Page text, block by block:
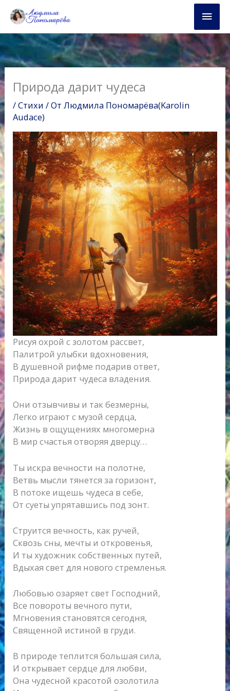
содержимому
Природа дарит чудеса
/Стихи / ОтЛюдмила Пономарёва(Karolin
Audace)
Рисуя охрой с золотом рассвет,
Палитрой улыбки вдохновения,
В душевной рифме подарив ответ,
Природа дарит чудеса владения.
Они отзывчивы и так безмерны,
Легко играют с музой сердца,
Жизнь в ощущениях многомерна
В мир счастья отворяя дверцу…
Ты искра вечности на полотне,
Ветвь мысли тянется за горизонт,
В потоке ищешь чудеса в себе,
От суеты упрятавшись под зонт.
Струится вечность, как ручей,
Сквозь сны, мечты и откровенья,
И ты художник собственных путей,
Вдыхая свет для нового стремленья.
Любовью озаряет свет Господний,
Все повороты вечного пути,
Мгновения становятся сегодня,
Священной истиной в груди.
В природе теплится большая сила,
И открывает сердце для любви,
Она чудесной красотой озолотила